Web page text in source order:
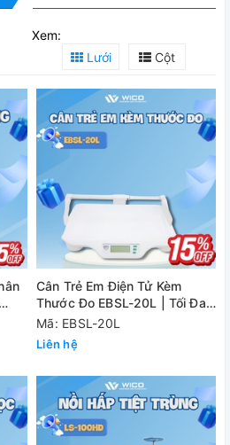
Xem:
Lưới
Cột
Cân Trẻ Em Điện Tử Kèm
Thước Đo EBSL-20L | Tối Đa
20kg
Mã: EBSL-20L
Liên hệ